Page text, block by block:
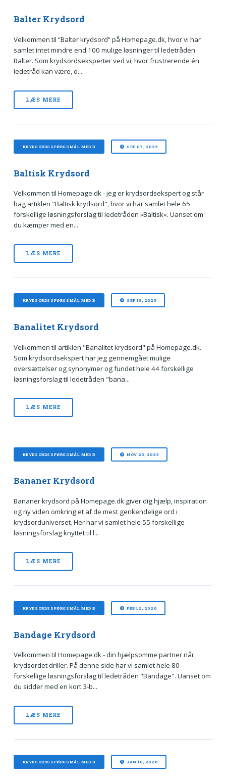
Balter Krydsord
Velkommen til “Balter krydsord” på Homepage.dk, hvor vi har
samlet intet mindre end 100 mulige løsninger til ledetråden
Balter. Som krydsordseksperter ved vi, hvor frustrerende én
ledetråd kan være, o...
LÆS MERE
KRYDSORDSSPØRGSMÅL MED B SEP 07, 2025
Baltisk Krydsord
Velkommen til Homepage.dk - jeg er krydsordsekspert og står
bag artiklen "Baltisk krydsord", hvor vi har samlet hele 65
forskellige løsningsforslag til ledetråden »Baltisk«. Uanset om
du kæmper med en...
LÆS MERE
KRYDSORDSSPØRGSMÅL MED B SEP 19, 2025
Banalitet Krydsord
Velkommen til artiklen "Banalitet krydsord" på Homepage.dk.
Som krydsordsekspert har jeg gennemgået mulige
oversættelser og synonymer og fundet hele 44 forskellige
løsningsforslag til ledetråden "bana...
LÆS MERE
KRYDSORDSSPØRGSMÅL MED B NOV 23, 2025
Bananer Krydsord
Bananer krydsord på Homepage.dk giver dig hjælp, inspiration
og ny viden omkring et af de mest genkendelige ord i
krydsorduniverset. Her har vi samlet hele 55 forskellige
løsningsforslag knyttet til l...
LÆS MERE
KRYDSORDSSPØRGSMÅL MED B FEB 12, 2026
Bandage Krydsord
Velkommen til Homepage.dk - din hjælpsomme partner når
krydsordet driller. På denne side har vi samlet hele 80
forskellige løsningsforslag til ledetråden "Bandage". Uanset om
du sidder med en kort 3‑b...
LÆS MERE
KRYDSORDSSPØRGSMÅL MED B JAN 10, 2026